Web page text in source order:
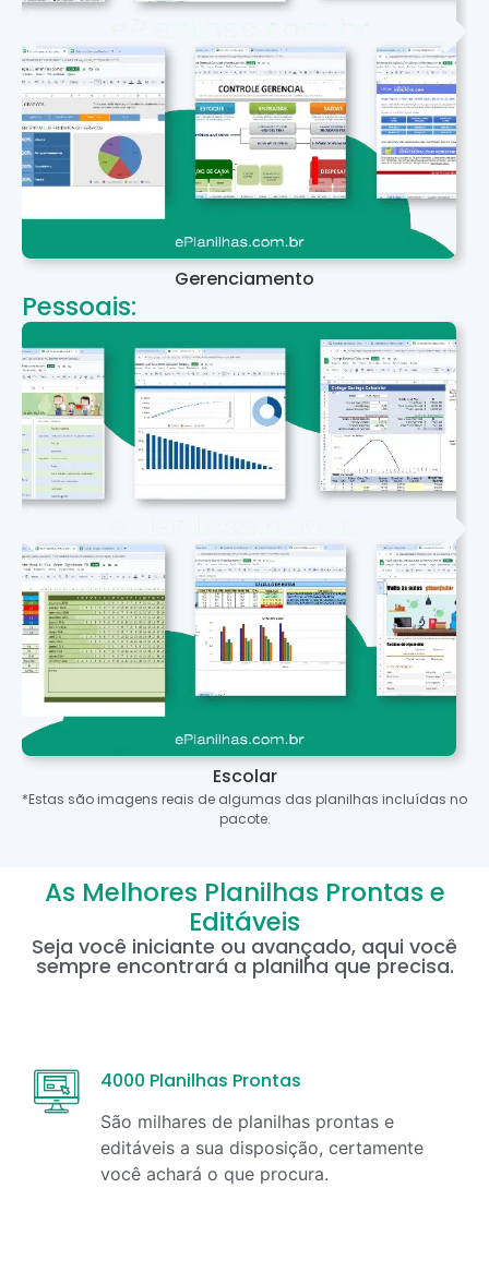
Gerenciamento
Pessoais:
Escolar
*Estas são imagens reais de algumas das planilhas incluídas no
pacote.
As Melhores Planilhas Prontas e
Editáveis
Seja você iniciante ou avançado, aqui você
sempre encontrará a planilha que precisa.
4000 Planilhas Prontas
São milhares de planilhas prontas e
editáveis a sua disposição, certamente
você achará o que procura.